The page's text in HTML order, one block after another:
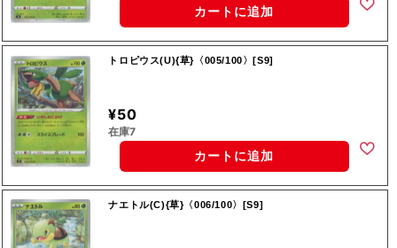
カートに追加
トロピウス(U){草}〈005/100〉[S9]
¥50
在庫7
カートに追加
ナエトル(C){草}〈006/100〉[S9]